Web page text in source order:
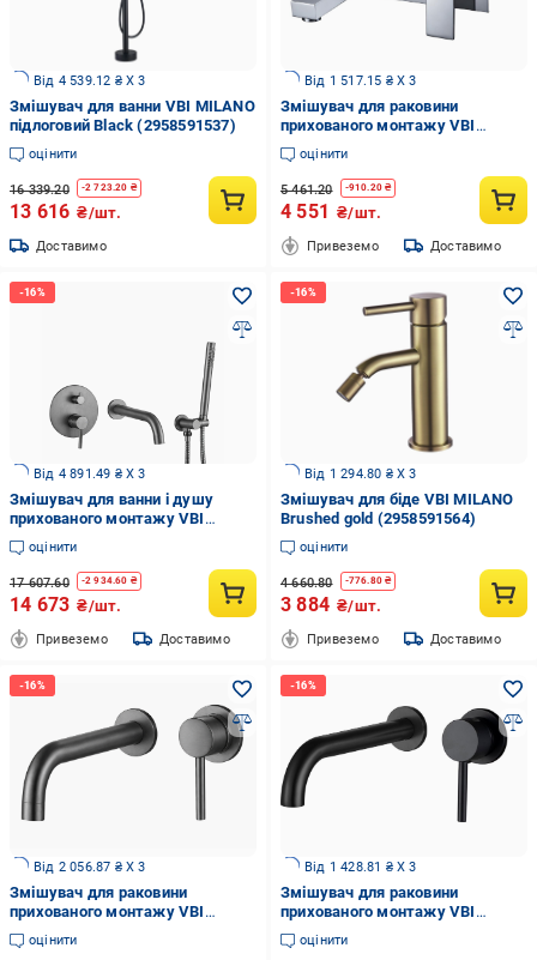
Від 4 539.12 ₴ X 3
Змішувач для ванни VBI MILANO
підлоговий Black (2958591537)
оцінити
16 339.20 -2 723.20 ₴
13 616 ₴/шт.
Доставимо
Від 1 517.15 ₴ X 3
Змішувач для раковини
прихованого монтажу VBI
LORENO Chrome (2958591529)
оцінити
5 461.20 -910.20₴
4 551 ₴/шт.
Привеземо Доставимо
Від 4 891.49 ₴ X 3
Змішувач для ванни і душу
прихованого монтажу VBI
MILANO Graphite (2958591573)
оцінити
17 607.60 -2 934.60 ₴
14 673 ₴/шт.
Привеземо Доставимо
Від 1 294.80 ₴ X 3
Змішувач для біде VBI MILANO
Brushed gold (2958591564)
оцінити
4 660.80 -776.80₴
3 884 ₴/шт.
Привеземо Доставимо
Від 2 056.87 ₴ X 3
Змішувач для раковини
прихованого монтажу VBI
MILANO LONG Graphite
(2958591555)
оцінити
Від 1 428.81 ₴ X 3
Змішувач для раковини
прихованого монтажу VBI
MILANO LONG Black
(2958591547)
оцінити